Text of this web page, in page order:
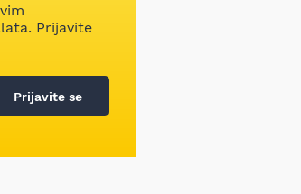
Prijavite
Prijavite se